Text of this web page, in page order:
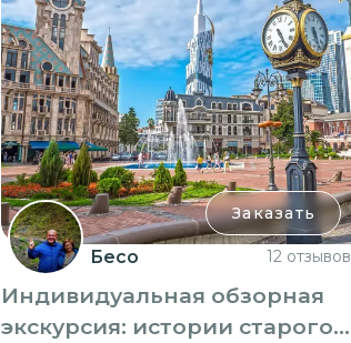
Заказать
Бесо 12 отзывов
Индивидуальная обзорная
экскурсия: истории старого